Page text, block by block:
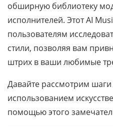
обширную библиотеку
исполнителей. Этот AI
пользователям
стили, позволяя вам
штрих в ваши любимые
Давайте рассмотрим шаги
использованием
помощью этого